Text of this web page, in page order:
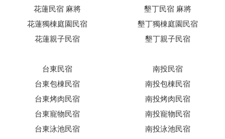
花蓮民宿 麻將
花蓮獨棟庭園民宿
花蓮親子民宿
墾丁民宿 麻將
墾丁獨棟庭園民宿
墾丁親子民宿
台東民宿
台東包棟民宿
台東烤肉民宿
台東寵物民宿
台東泳池民宿
南投民宿
南投包棟民宿
南投烤肉民宿
南投寵物民宿
南投泳池民宿